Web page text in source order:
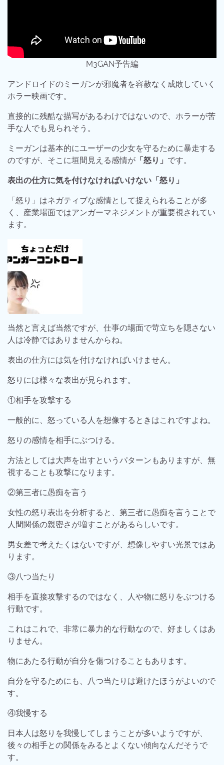
M3GAN予告編
アンドロイドのミーガンが邪魔者を容赦なく成敗していく
ホラー映画です。
直接的に残酷な描写があるわけではないので、ホラーが苦
手な人でも見られそう。
ミーガンは基本的にユーザーの少女を守るために暴走する
のですが、そこに垣間見える感情が 「怒り」 です。
表出の仕方に気を付けなければいけない「怒り」
「怒り」はネガティブな感情として捉えられることが多
く、産業場面ではアンガーマネジメントが重要視されてい
ます。
当然と言えば当然ですが、仕事の場面で苛立ちを隠さない
人は冷静ではありませんからね。
表出の仕方には気を付けなければいけません。
怒りには様々な表出が見られます。
①相手を攻撃する
一般的に、怒っている人を想像するときはこれですよね。
怒りの感情を相手にぶつける。
方法としては大声を出すというパターンもありますが、無
視することも攻撃になります。
②第三者に愚痴を言う
女性の怒り表出を分析すると、第三者に愚痴を言うことで
人間関係の親密さが増すことがあるらしいです。
男女差で考えたくはないですが、想像しやすい光景ではあ
ります。
③八つ当たり
相手を直接攻撃するのではなく、人や物に怒りをぶつける
行動です。
これはこれで、非常に暴力的な行動なので、好ましくはあ
りません。
物にあたる行動が自分を傷つけることもあります。
自分を守るためにも、八つ当たりは避けたほうがよいので
す。
④我慢する
日本人は怒りを我慢してしまうことが多いようですが、
後々の相手との関係をみるとよくない傾向なんだそうで
す。